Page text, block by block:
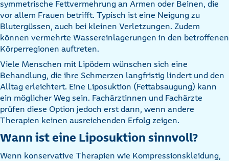
symmetrische Fettvermehrung an Armen oder Beinen, die
vor allem Frauen betrifft. Typisch ist eine Neigung zu
Blutergüssen, auch bei kleinen Verletzungen. Zudem
können vermehrte Wassereinlagerungen in den betroffenen
Körperregionen auftreten.
Viele Menschen mit Lipödem wünschen sich eine
Behandlung, die ihre Schmerzen langfristig lindert und den
Alltag erleichtert. Eine Liposuktion (Fettabsaugung) kann
ein möglicher Weg sein. Fachärztinnen und Fachärzte
prüfen diese Option jedoch erst dann, wenn andere
Therapien keinen ausreichenden Erfolg zeigen.
Wann ist eine Liposuktion sinnvoll?
Wenn konservative Therapien wie Kompressionskleidung,